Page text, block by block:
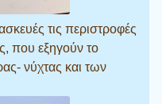
τις περιστροφές
που εξηγούν το
νύχτας και των